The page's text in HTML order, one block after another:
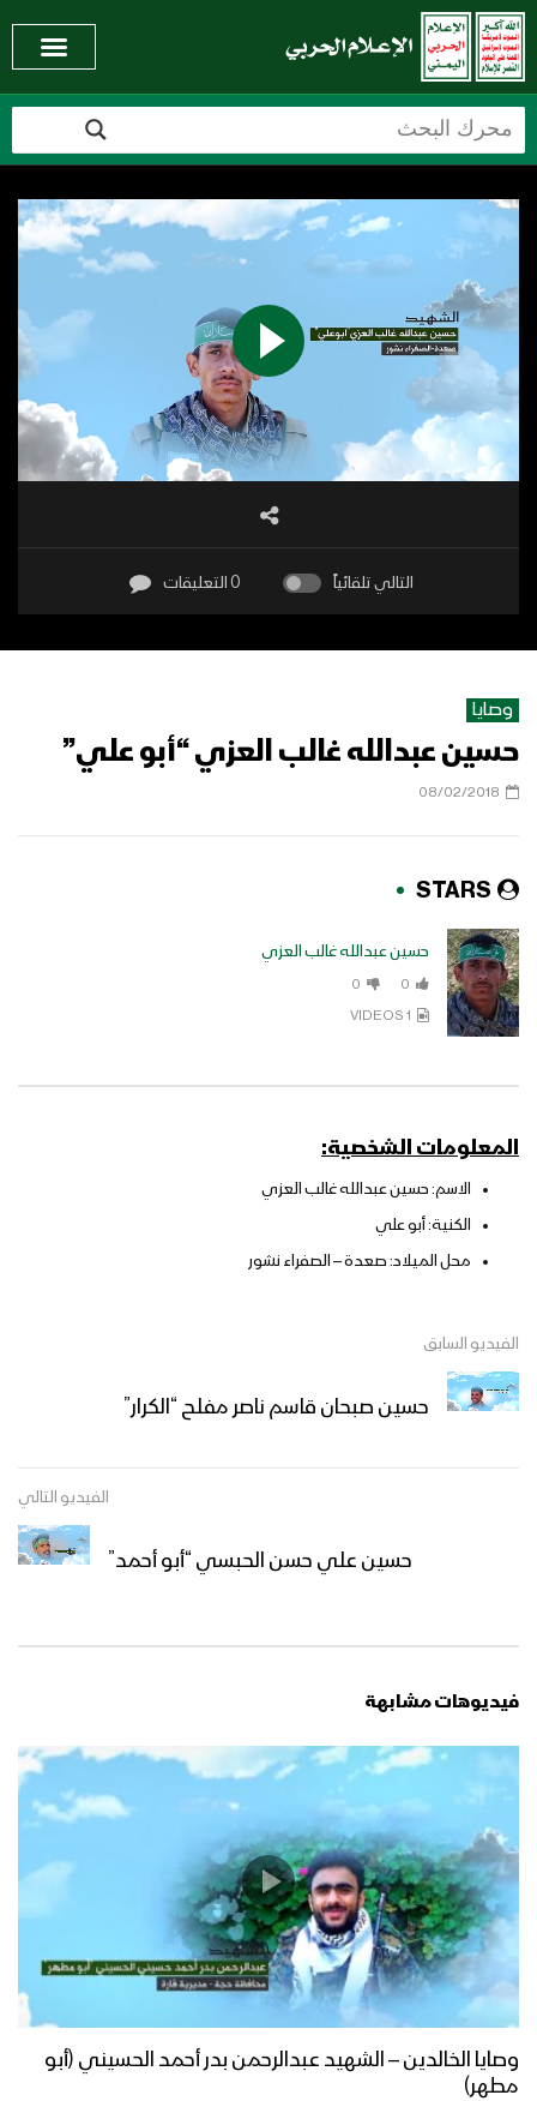
التالي تلقائياً 0 التعليقات
وصايا
حسين عبدالله غالب العزي “أبو علي”
08/02/2018
STARS
حسين عبدالله غالب العزي
0
0
1 VIDEOS
المعلومات الشخصية:
الاسم: حسين عبدالله غالب العزي
الكنية: أبو علي
محل الميلاد: صعدة – الصفراء نشور
الفيديو السابق
حسين صبحان قاسم ناصر مفلح “الكرار”
الفيديو التالي
حسين علي حسن الحبسي “أبو أحمد”
فيديوهات مشابهة
وصايا الخالدين – الشهيد عبدالرحمن بدر أحمد الحسيني (أبو
مطهر)